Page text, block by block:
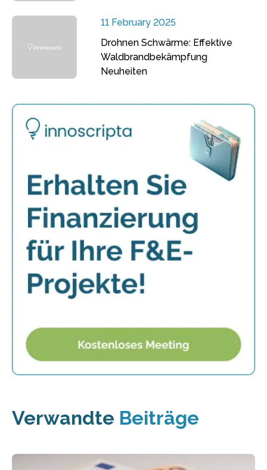
11 February 2025
Drohnen Schwärme: Effektive
Waldbrandbekämpfung
Neuheiten
Verwandte Beiträge